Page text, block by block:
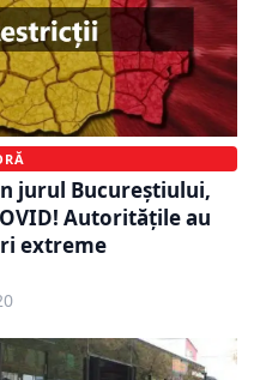
jurul Bucureştiului,
Autorităţile au
extreme